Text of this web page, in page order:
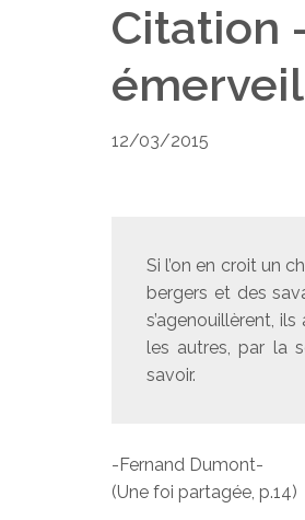
Citation
12/03/2015
Si l’on en croit un
bergers et des
s’agenouillèrent,
les autres, par la
savoir.
-Fernand Dumont-
(Une foi partagée, p.14)